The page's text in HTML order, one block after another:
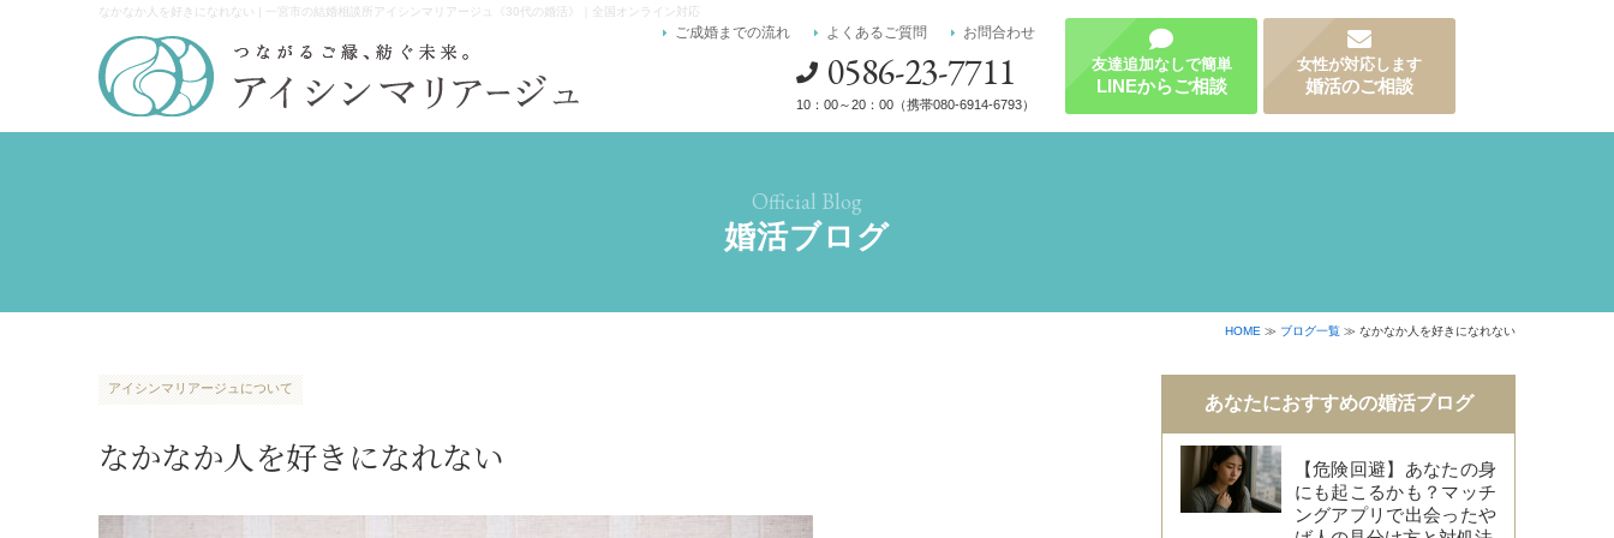
なかなか人を好きになれない | 一宮市の結婚相談所アイシンマリアージュ《30代の婚活》｜全国オンライン対応
0586-23-7711
10：00～20：00（携帯080-6914-6793）
ご成婚までの流れ よくあるご質問 お問合わせ
友達追加なしで簡単
LINEからご相談
女性が対応します
婚活のご相談
Official Blog
婚活ブログ
HOME ≫ ブログ一覧 ≫ なかなか人を好きになれない
アイシンマリアージュについて
なかなか人を好きになれない
あなたにおすすめの婚活ブログ
【危険回避】あなたの身
にも起こるかも？マッチ
ングアプリで出会ったや